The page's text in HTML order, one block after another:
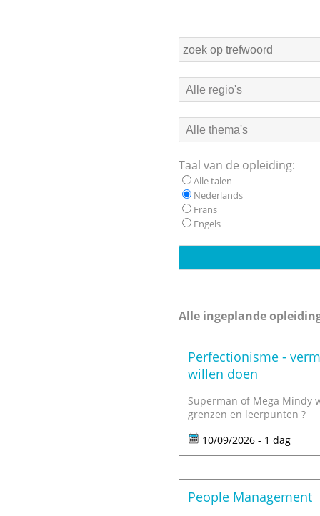
Taal van de opleiding:
Alle talen
Nederlands
Frans
Engels
Alle ingeplande
Perfectionisme -
willen doen
Superman of Mega Mindy
grenzen en leerpunten ?
10/09/2026 - 1 dag
People Management